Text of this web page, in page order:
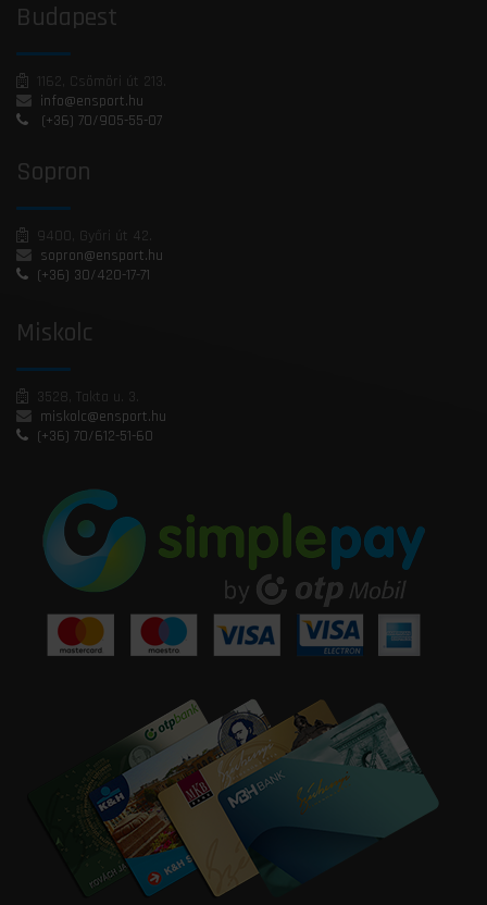
Budapest
1162, Csömöri út 213.
info@ensport.hu
(+36) 70/905-55-07
Sopron
9400, Győri út 42.
sopron@ensport.hu
(+36) 30/420-17-71
Miskolc
3528, Takta u. 3.
miskolc@ensport.hu
(+36) 70/612-51-60